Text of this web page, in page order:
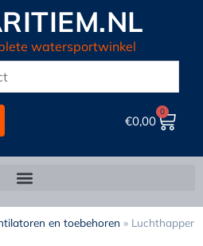
watersportwinkel
€0,00
0
en toebehoren » Luchthapper